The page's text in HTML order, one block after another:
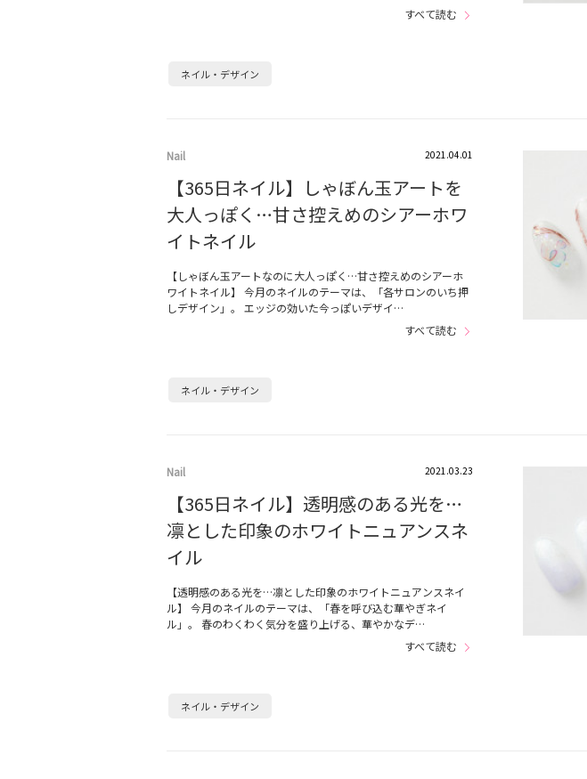
すべて読む
ネイル・デザイン
Nail 2021.04.01
【365日ネイル】しゃぼん玉アートを
大人っぽく…甘さ控えめのシアーホワ
イトネイル
【しゃぼん玉アートなのに大人っぽく…甘さ控えめのシアーホ
ワイトネイル】 今月のネイルのテーマは、「各サロンのいち押
しデザイン」。 エッジの効いた今っぽいデザイ…
すべて読む
ネイル・デザイン
Nail 2021.03.23
【365日ネイル】透明感のある光を…
凛とした印象のホワイトニュアンスネ
イル
【透明感のある光を…凛とした印象のホワイトニュアンスネイ
ル】 今月のネイルのテーマは、「春を呼び込む華やぎネイ
ル」。 春のわくわく気分を盛り上げる、華やかなデ…
すべて読む
ネイル・デザイン